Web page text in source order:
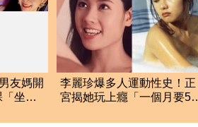
友媽開
坐她
李麗珍爆多人運動性史！正
宮揭她玩上癮「一個月要52